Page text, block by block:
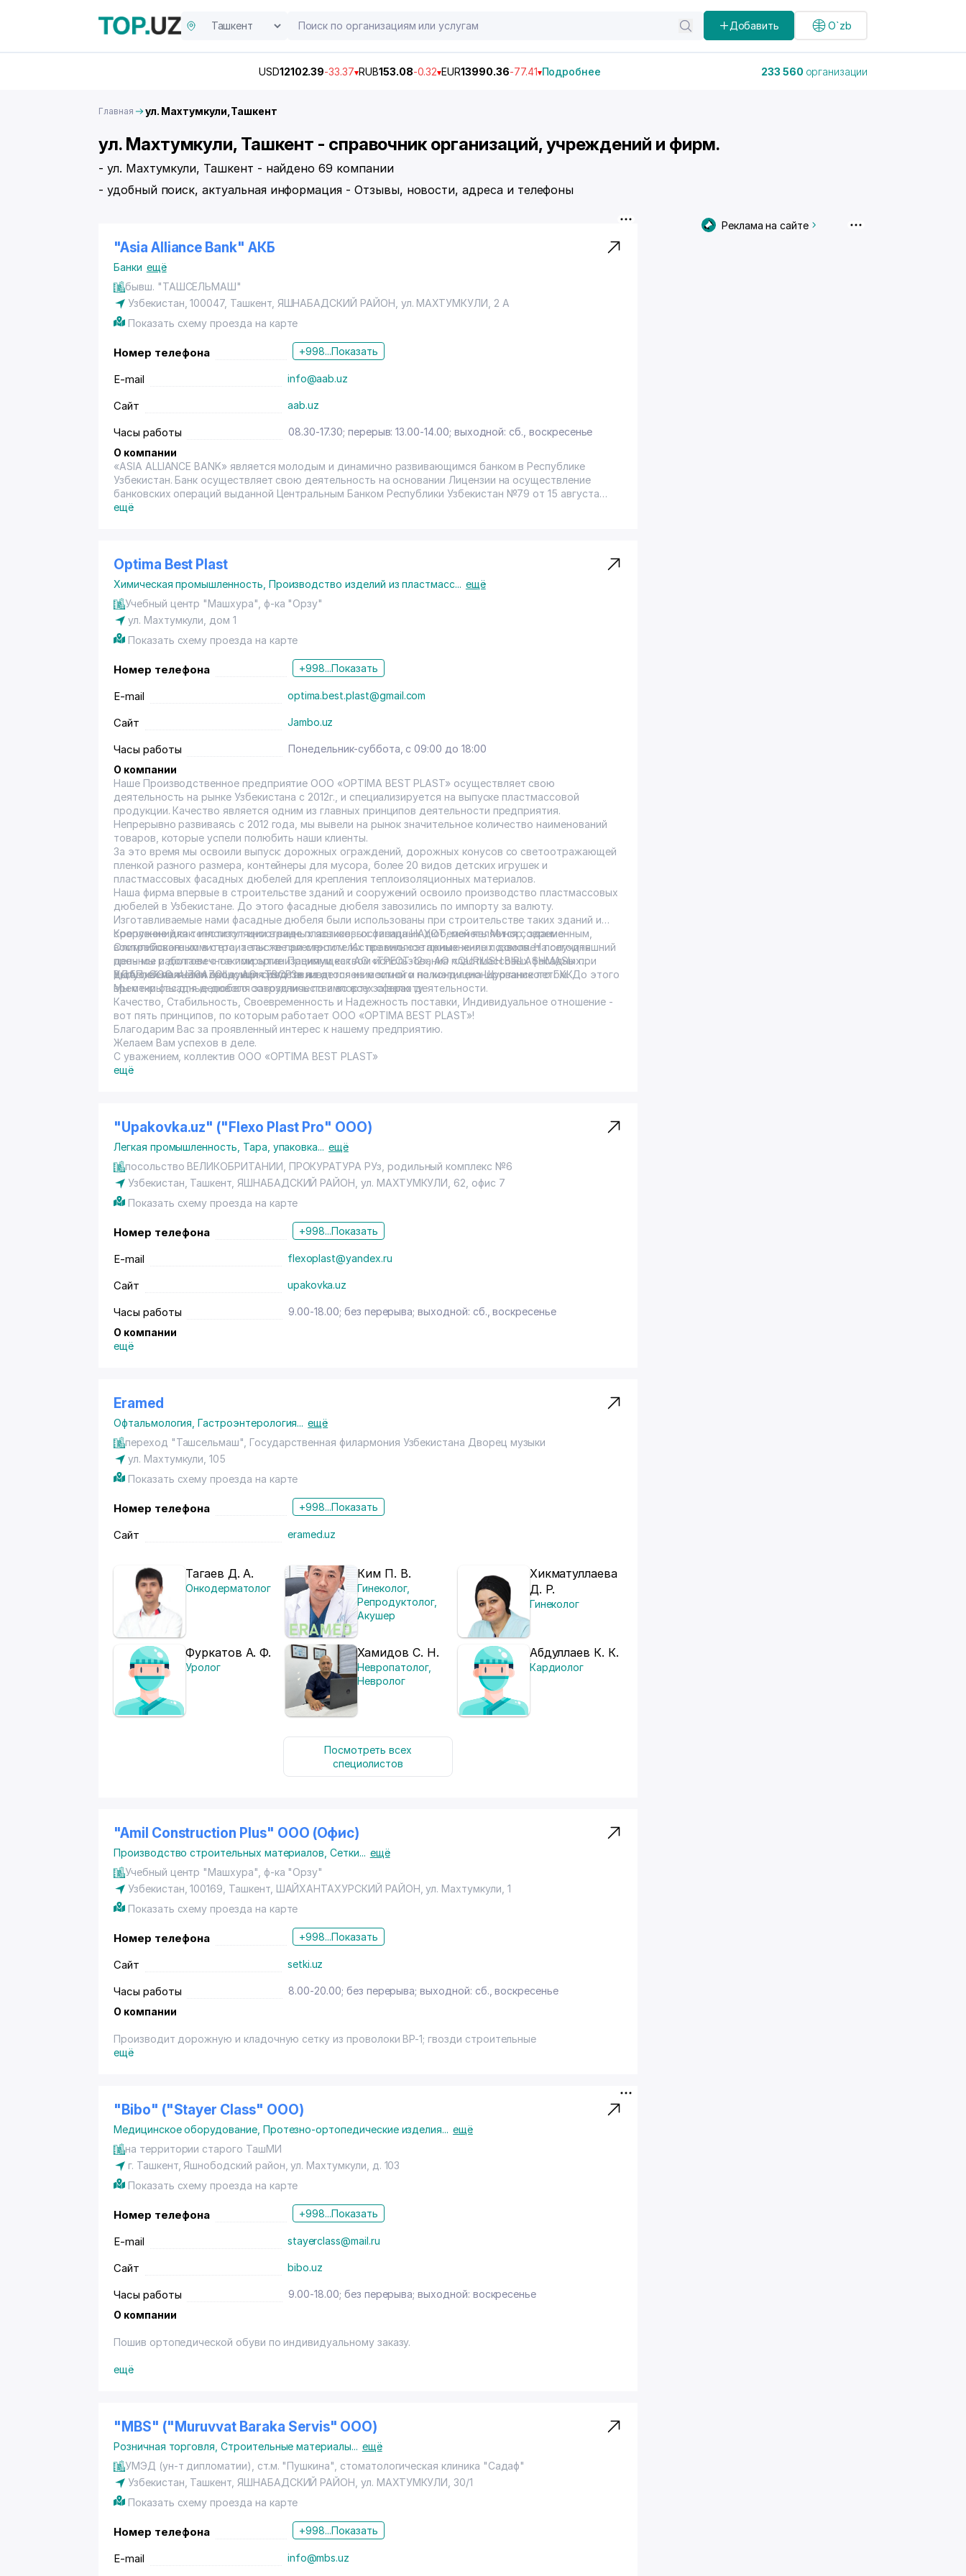
Добавить O`zb
USD12102.39-33.37 RUB153.08-0.32 EUR13990.36-77.41 Подробнее 233 560 организации
Главная ул. Махтумкули,Ташкент
ул. Махтумкули, Ташкент - справочник организаций, учреждений и фирм.
- ул. Махтумкули, Ташкент - найдено 69 компании
- удобный поиск, актуальная информация - Отзывы, новости, адреса и телефоны
"Asia Alliance Bank" АКБ
Банки ещё
бывш. "ТАШСЕЛЬМАШ"
Узбекистан, 100047, Ташкент, ЯШНАБАДСКИЙ РАЙОН , ул. МАХТУМКУЛИ, 2 А
Показать схему проезда на карте
Номер телефона +998...Показать
E-mail info@aab.uz
Сайт aab.uz
Часы работы
08.30-17.30; перерыв: 13.00-14.00; выходной: сб., воскресенье
О компании
«ASIA ALLIANCE BANK» является молодым и динамично развивающимся банком в Республике
Узбекистан. Банк осуществляет свою деятельность на основании Лицензии на осуществление
банковских операций выданной Центральным Банком Республики Узбекистан №79 от 15 августа
2009 года.
ещё
Optima Best Plast
Химическая промышленность Производство изделий из пластмасс... ещё
Учебный центр "Машхура", ф-ка "Орзу"
ул. Махтумкули , дом 1
Показать схему проезда на карте
Номер телефона +998...Показать
E-mail optima.best.plast@gmail.com
Сайт Jambo.uz
Часы работы
Понедельник-суббота, с 09:00 до 18:00
О компании
Наше Производственное предприятие ООО «OPTIMA BEST PLAST» осуществляет свою
деятельность на рынке Узбекистана с 2012г., и специализируется на выпуске пластмассовой
продукции. Качество является одним из главных принципов деятельности предприятия.
Непрерывно развиваясь с 2012 года, мы вывели на рынок значительное количество наименований
товаров, которые успели полюбить наши клиенты.
За это время мы освоили выпуск: дорожных ограждений, дорожных конусов со светоотражающей
пленкой разного размера, контейнеры для мусора, более 20 видов детских игрушек и
пластмассовых фасадных дюбелей для крепления теплоизоляционных материалов.
Наша фирма впервые в строительстве зданий и сооружений освоило производство пластмассовых
дюбелей в Узбекистане. До этого фасадные дюбеля завозились по импорту за валюту.
Изготавливаемые нами фасадные дюбеля были использованы при строительстве таких зданий и
сооружений как: институт иностранных языков, гостиница HAYOT, мечеть Минор, здание
Олимпийского комитета, а так же при строительстве многоэтажных жилых домов. На сегодняшний
день мы работаем с такими организациями как АО «ТРЕСТ-12», АО «QURILISH BIRLASHMASI» при
УДАП, ООО «UZGAZOIL», АО «ТВСРЗ» и т.д.
Крепление для теплоизоляции в виде пластиковых фасадных дюбелей является современным,
востребованным в строительстве элементом. Их правильное применение позволяет получить
прочное и долговечное покрытие. Преимуществом использования пластмассовых фасадных
дюбелей является экономия средств на отопление зимой и на кондиционирование летом. До этого
времени фасадные дюбеля завозились по импорту за валюту.
Выпускаемая нами продукция изготавливается из местного полиэтилена Шуртанского ГХК.
Мы открыты для делового сотрудничества во всех сферах деятельности.
Качество, Стабильность, Своевременность и Надежность поставки, Индивидуальное отношение -
вот пять принципов, по которым работает ООО «OPTIMA BEST PLAST»!
Благодарим Вас за проявленный интерес к нашему предприятию.
Желаем Вам успехов в деле.
С уважением, коллектив ООО «OPTIMA BEST PLAST»
ещё
"Upakovka.uz" ("Flexo Plast Pro" ООО)
Легкая промышленность Тара, упаковка... ещё
посольство ВЕЛИКОБРИТАНИИ, ПРОКУРАТУРА РУз, родильный комплекс №6
Узбекистан, Ташкент ЯШНАБАДСКИЙ РАЙОН , ул. МАХТУМКУЛИ, 62, офис 7
Показать схему проезда на карте
Номер телефона +998...Показать
E-mail flexoplast@yandex.ru
Сайт upakovka.uz
Часы работы
9.00-18.00; без перерыва; выходной: сб., воскресенье
О компании
ещё
Eramed
Офтальмология ,Гастроэнтерология... ещё
переход "Ташсельмаш", Государственная филармония Узбекистана Дворец музыки
ул. Махтумкули , 105
Показать схему проезда на карте
Номер телефона +998...Показать
Сайт eramed.uz
Тагаев Д. А.
Онкодерматолог
Ким П. В.
Гинеколог,
Репродуктолог,
Акушер
Хикматуллаева
Д. Р.
Гинеколог
Фуркатов А. Ф.
Уролог
Хамидов С. Н.
Невропатолог,
Невролог
Абдуллаев К. К.
Кардиолог
Посмотреть всех
специолистов
"Amil Construction Plus" OOO (Офис)
Производство строительных материалов ,Сетки... ещё
Учебный центр "Машхура", ф-ка "Орзу"
Узбекистан, 100169, Ташкент, ШАЙХАНТАХУРСКИЙ РАЙОН ,ул. Махтумкули , 1
Показать схему проезда на карте
Номер телефона +998...Показать
Сайт setki.uz
Часы работы
8.00-20.00; без перерыва; выходной: сб., воскресенье
О компании
Производит дорожную и кладочную сетку из проволоки ВР-1; гвозди строительные
ещё
"Bibo" ("Stayer Class" OOO)
Медицинское оборудование, Протезно-ортопедические изделия... ещё
на территории старого ТашМИ
г. Ташкент, Яшнободский район ,ул. Махтумкули , д. 103
Показать схему проезда на карте
Номер телефона +998...Показать
E-mail stayerclass@mail.ru
Сайт bibo.uz
Часы работы
9.00-18.00; без перерыва; выходной: воскресенье
О компании
Пошив ортопедической обуви по индивидуальному заказу.
ещё
"MBS" ("Muruvvat Baraka Servis" ООО)
Розничная торговля ,Строительные материалы... ещё
УМЭД (ун-т дипломатии), ст.м. "Пушкина", стоматологическая клиника "Садаф"
Узбекистан, Ташкент ЯШНАБАДСКИЙ РАЙОН , ул. МАХТУМКУЛИ, 30/1
Показать схему проезда на карте
Номер телефона +998...Показать
E-mail info@mbs.uz
Реклама на сайте